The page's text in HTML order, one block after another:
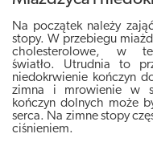
Na początek należy
stopy. W przebiegu
cholesterolowe, w
światło. Utrudnia to
niedokrwienie kończyn
zimna i mrowienie w
kończyn dolnych może
serca. Na zimne stopy
ciśnieniem.